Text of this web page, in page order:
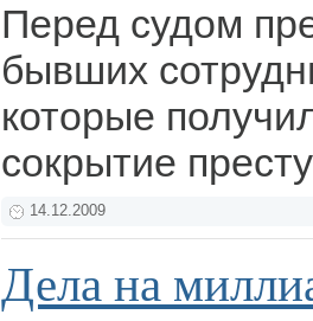
Перед судом
бывших
которые
сокрытие
14.12.2009
Дела на